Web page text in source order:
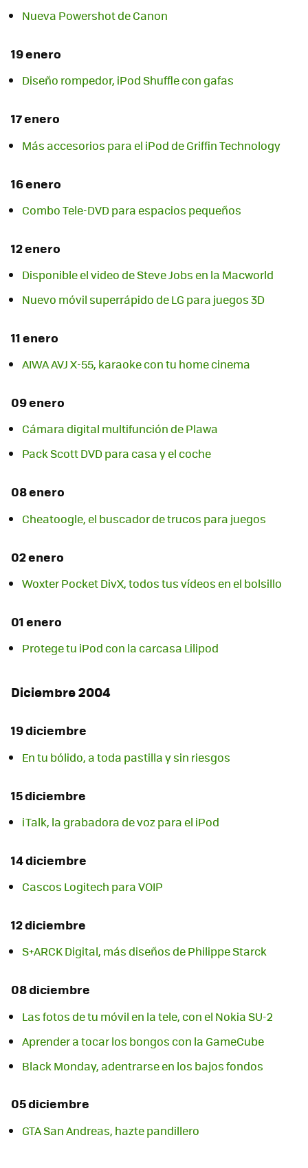
Nueva Powershot de Canon
19 enero
Diseño rompedor, iPod Shuffle con gafas
17 enero
Más accesorios para el iPod de Griffin Technology
16 enero
Combo Tele-DVD para espacios pequeños
12 enero
Disponible el video de Steve Jobs en la Macworld
Nuevo móvil superrápido de LG para juegos 3D
11 enero
AIWA AVJ X-55, karaoke con tu home cinema
09 enero
Cámara digital multifunción de Plawa
Pack Scott DVD para casa y el coche
08 enero
Cheatoogle, el buscador de trucos para juegos
02 enero
Woxter Pocket DivX, todos tus vídeos en el bolsillo
01 enero
Protege tu iPod con la carcasa Lilipod
Diciembre 2004
19 diciembre
En tu bólido, a toda pastilla y sin riesgos
15 diciembre
iTalk, la grabadora de voz para el iPod
14 diciembre
Cascos Logitech para VOIP
12 diciembre
S+ARCK Digital, más diseños de Philippe Starck
08 diciembre
Las fotos de tu móvil en la tele, con el Nokia SU-2
Aprender a tocar los bongos con la GameCube
Black Monday, adentrarse en los bajos fondos
05 diciembre
GTA San Andreas, hazte pandillero